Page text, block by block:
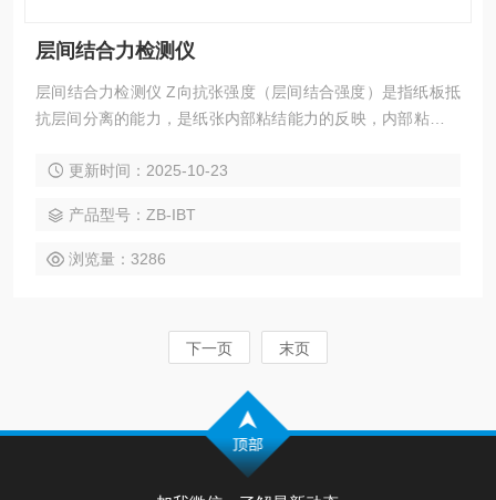
层间结合力检测仪
层间结合力检测仪 Z向抗张强度（层间结合强度）是指纸板抵
抗层间分离的能力，是纸张内部粘结能力的反映，内部粘接强
粘接值较低或分布不均，可能导致纸张和硬纸板在使用粘性油
带来难度，同时加大了公司的成本。该项测试在多层纸板如箱
纸板、白纸板、灰板纸、白卡纸等在印刷、包装工业中有广泛
更新时间：2025-10-23
产品型号：ZB-IBT
浏览量：3286
下一页 末页